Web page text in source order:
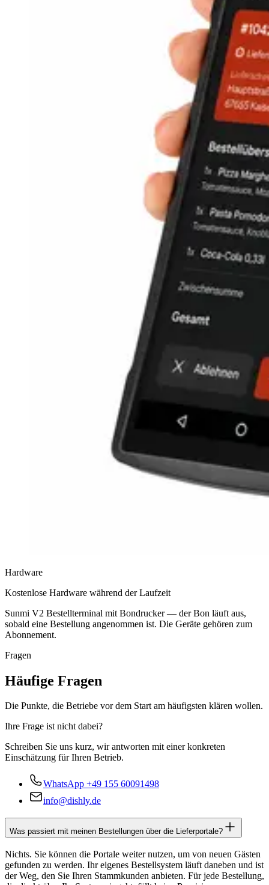
Hardware
Kostenlose Hardware während der Laufzeit
Sunmi V2 Bestellterminal mit Bondrucker — der Bon läuft aus,
sobald eine Bestellung angenommen ist. Die Geräte gehören zum
Abonnement.
Fragen
Häufige Fragen
Die Punkte, die Betriebe vor dem Start am häufigsten klären wollen.
Ihre Frage ist nicht dabei?
Schreiben Sie uns kurz, wir antworten mit einer konkreten
Einschätzung für Ihren Betrieb.
WhatsApp +49 155 60091498
info@dishly.de
Was passiert mit meinen Bestellungen über die Lieferportale?
Nichts. Sie können die Portale weiter nutzen, um von neuen Gästen
gefunden zu werden. Ihr eigenes Bestellsystem läuft daneben und ist
der Weg, den Sie Ihren Stammkunden anbieten. Für jede Bestellung,